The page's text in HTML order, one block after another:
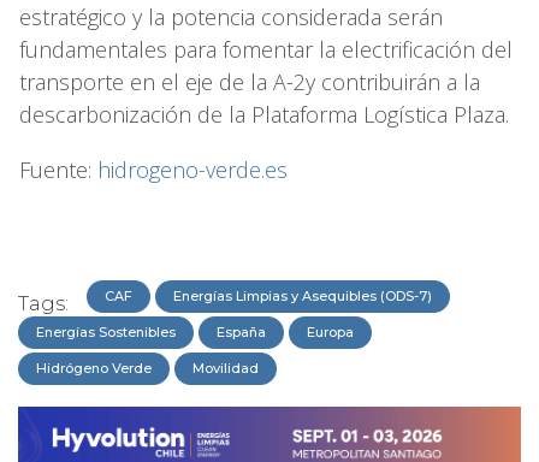
estratégico y la potencia considerada serán
fundamentales para fomentar la electrificación del
transporte en el eje de la A-2y contribuirán a la
descarbonización de la Plataforma Logística Plaza.
Fuente: hidrogeno-verde.es
Tags: CAF Energías Limpias y Asequibles (ODS-7)
Energías Sostenibles España Europa
Hidrógeno Verde Movilidad